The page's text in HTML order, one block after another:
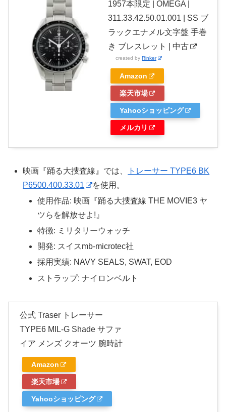
1957本限定 | OMEGA |
311.33.42.50.01.001 | SS ブ
ラックエナメル文字盤 手巻
き ブレスレット | 中古
created by Rinker
Amazon
楽天市場
Yahooショッピング
メルカリ
映画『踊る大捜査線』では、
トレーサー TYPE6 BK
P6500.400.33.01
を使用。
使用作品: 映画『踊る大捜査線 THE MOVIE3 ヤ
ツらを解放せよ!』
特徴: ミリタリーウォッチ
開発: スイスmb-microtec社
採用実績: NAVY SEALS, SWAT, EOD
ストラップ: ナイロンベルト
公式 Traser トレーサー
TYPE6 MIL-G Shade サファ
イア メンズ クオーツ 腕時計
Amazon
楽天市場
Yahooショッピング